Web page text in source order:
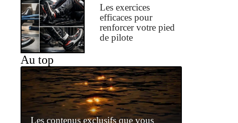
Les exercices
efficaces pour
renforcer votre pied
de pilote
Au top
Les contenus exclusifs que vous